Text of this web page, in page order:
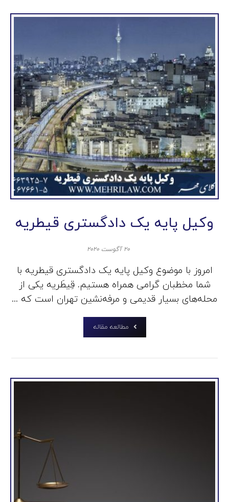
وکیل پایه یک دادگستری قیطریه
۲۰ آگوست ۲۰۲۰
امروز با موضوع وکیل پایه یک دادگستری قیطریه با
شما مخطبان گرامی همراه هستیم. قِیطَریه یکی از
محله‌های بسیار قدیمی و مرفه‌نشین تهران است که ...
مطالعه مقاله